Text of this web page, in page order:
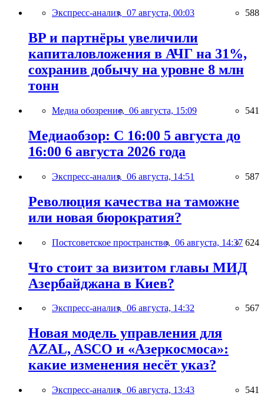
Экспресс-анализ, 07 августа, 00:03 588
BP и партнёры увеличили
капиталовложения в АЧГ на 31%,
сохранив добычу на уровне 8 млн
тонн
Медиа обозрение, 06 августа, 15:09 541
Медиаобзор: С 16:00 5 августа до
16:00 6 августа 2026 года
Экспресс-анализ, 06 августа, 14:51 587
Революция качества на таможне
или новая бюрократия?
Постсоветское пространство, 06 августа, 14:37 624
Что стоит за визитом главы МИД
Азербайджана в Киев?
Экспресс-анализ, 06 августа, 14:32 567
Новая модель управления для
AZAL, ASCO и «Азеркосмоса»:
какие изменения несёт указ?
Экспресс-анализ, 06 августа, 13:43 541